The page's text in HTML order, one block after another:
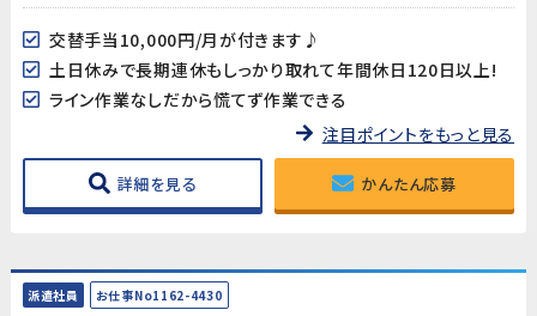
交替手当10,000円/月が付きます♪
土日休みで長期連休もしっかり取れて年間休日120日以上!
ライン作業なしだから慌てず作業できる
注目ポイントをもっと見る
詳細を見る かんたん応募
派遣社員 お仕事No1162-4430